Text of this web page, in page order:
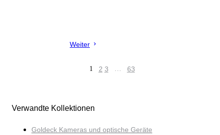
Weiter
1 2 3 … 63
Verwandte Kollektionen
Goldeck Kameras und optische Geräte